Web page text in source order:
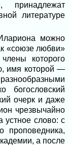
принадлежат
литературе
можно
«союзе любви»
которого
имя которой —
богословский
очерк и даже
чрезвычайно
устное слово: с
проповедника,
а после